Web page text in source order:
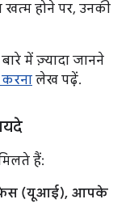
होने पर, उनकी
में ज़्यादा जानने
लेख पढ़ें.
हैं:
(यूआई), आपके